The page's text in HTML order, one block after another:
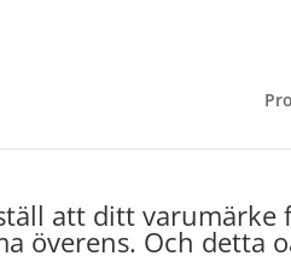
att ditt varumärke
överens. Och detta